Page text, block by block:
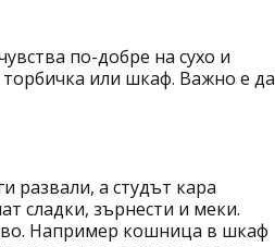
по-добре на сухо и
или шкаф. Важно е да
развали, а студът кара
сладки, зърнести и меки.
Например кошница в шкаф